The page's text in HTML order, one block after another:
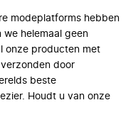
modeplatforms hebben
we helemaal geen
onze producten met
door
beste
Houdt u van onze